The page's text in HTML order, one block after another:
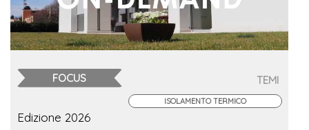
FOCUS TEMI
ISOLAMENTO TERMICO
Edizione 2026